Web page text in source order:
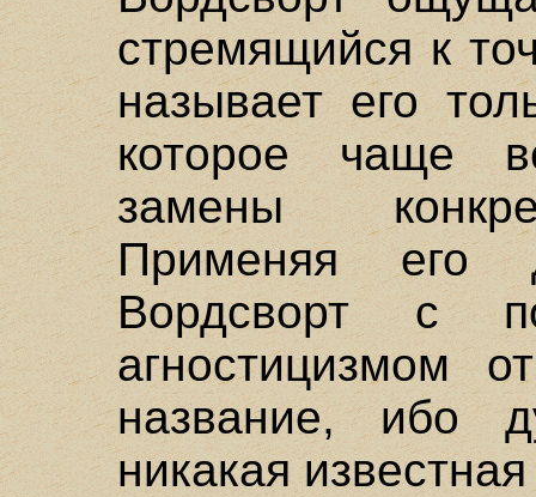
стремящийся к
называет его
которое чаще
замены
Применяя его
Вордсворт с
агностицизмом
название, ибо
никакая